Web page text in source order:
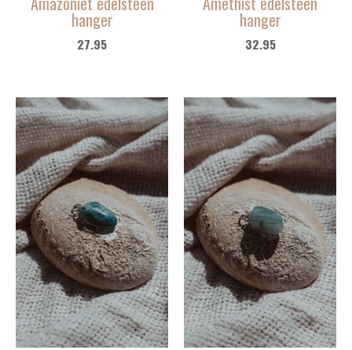
hanger
27.95
hanger
32.95